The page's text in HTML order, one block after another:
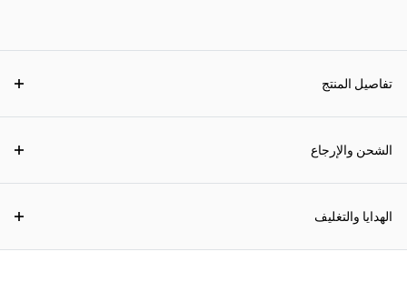
تفاصيل المنتج
الشحن والإرجاع
الهدايا والتغليف